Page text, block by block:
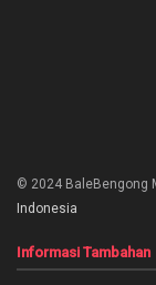
© 2024 BaleBengong
Indonesia
Informasi Tambahan